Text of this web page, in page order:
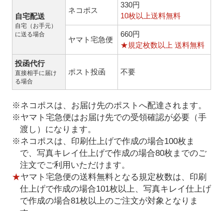
自宅配送
自宅（お手元）
に送る場合
ネコポス
330円
10枚以上送料無料
ヤマト宅急便
660円
★規定枚数以上 送料無料
投函代行
直接相手に届け
る場合
ポスト投函 不要
※ネコポスは、お届け先のポストへ配達されます。
※ヤマト宅急便はお届け先での受領確認が必要（手
渡し）になります。
※ネコポスは、印刷仕上げで作成の場合100枚ま
で、写真キレイ仕上げで作成の場合80枚までのご
注文でご利用いただけます。
★ヤマト宅急便の送料無料となる規定枚数は、印刷
仕上げで作成の場合101枚以上、写真キレイ仕上げ
で作成の場合81枚以上のご注文が対象となりま